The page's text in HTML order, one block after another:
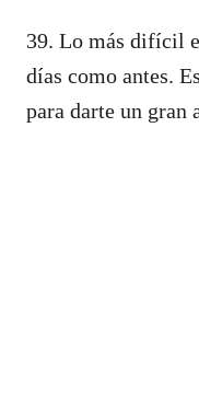
39. Lo más difícil
días como antes.
para darte un gran